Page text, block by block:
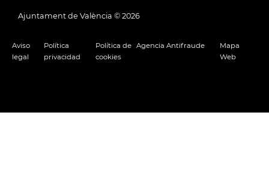
Ajuntament de València © 2026
Aviso
legal
Política
privacidad
Política de
cookies
Agencia Antifraude
Mapa
Web